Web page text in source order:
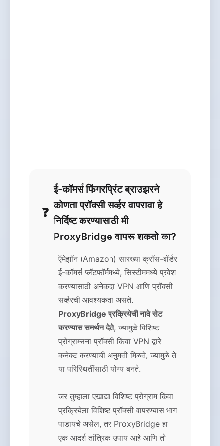
ई-कॉमर्स फिंगरप्रिंट ब्राउझरने
कोणता प्रॉक्सी सर्व्हर वापरावा हे
निर्दिष्ट करण्यासाठी मी
ProxyBridge वापरू शकतो का?
ऍमेझॉन (Amazon) सारख्या क्रॉस-बॉर्डर
ई-कॉमर्स प्लॅटफॉर्ममध्ये, सिस्टीममध्ये प्रवेश
करण्यासाठी अनेकदा VPN आणि प्रॉक्सी
सर्व्हरची आवश्यकता असते.
ProxyBridge प्रक्रियेची नावे सेट
करण्यास समर्थन देते, ज्यामुळे विशिष्ट
प्रोग्राम्सना प्रॉक्सी किंवा VPN द्वारे
कनेक्ट करण्याची अनुमती मिळते, ज्यामुळे ते
या परिस्थितींसाठी योग्य बनते.
जर तुम्हाला एखाद्या विशिष्ट प्रोग्राम किंवा
प्रक्रियेला विशिष्ट प्रॉक्सी वापरण्यास भाग
पाडायचे असेल, तर ProxyBridge हा
एक आदर्श तांत्रिक उपाय आहे आणि तो